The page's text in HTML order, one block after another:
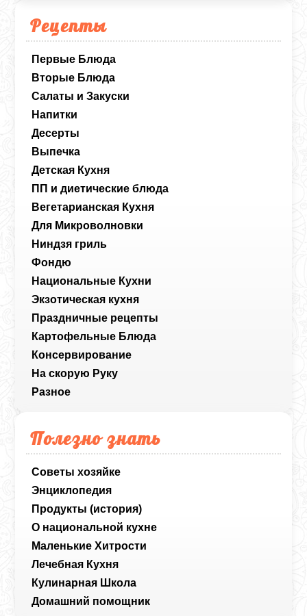
Рецепты
Первые Блюда
Вторые Блюда
Салаты и Закуски
Напитки
Десерты
Выпечка
Детская Кухня
ПП и диетические блюда
Вегетарианская Кухня
Для Микроволновки
Ниндзя гриль
Фондю
Национальные Кухни
Экзотическая кухня
Праздничные рецепты
Картофельные Блюда
Консервирование
На скорую Руку
Разное
Полезно знать
Советы хозяйке
Энциклопедия
Продукты (история)
О национальной кухне
Маленькие Хитрости
Лечебная Кухня
Кулинарная Школа
Домашний помощник